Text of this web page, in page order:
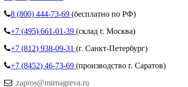
8 (800) 444-73-69 (бесплатно по РФ)
+7 (495) 661-01-39 (склад г. Москва)
+7 (812) 938-09-31 (г. Санкт-Петербург)
+7 (8452) 46-73-69 (производство г. Саратов)
zapros@mirnagreva.ru